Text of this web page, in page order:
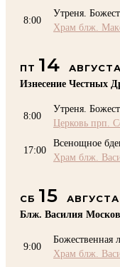
8:00
Утреня.
Храм блж.
ПТ 14
Изнесение Честных
8:00
Утреня.
Церковь прп.
17:00
Всенощное
Храм блж.
СБ 15
АВГУСТА
Блж. Василия
9:00
Божественная
Храм блж.